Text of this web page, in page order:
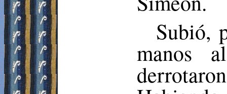
Subió,
manos